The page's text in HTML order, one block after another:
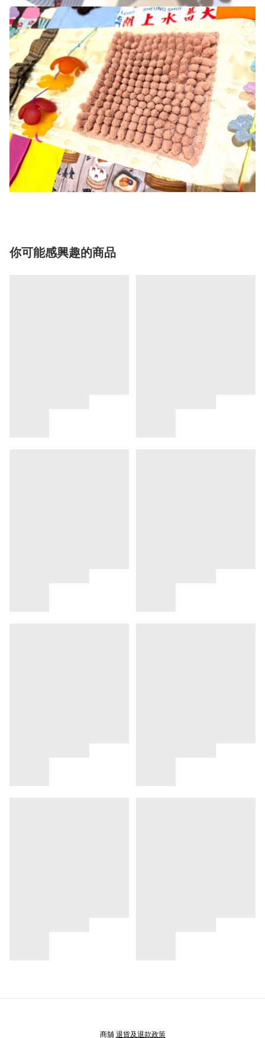
你可能感興趣的商品
商舖 退貨及退款政策